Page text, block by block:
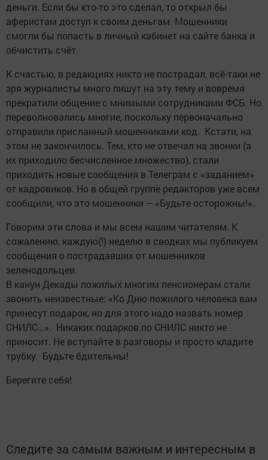
деньги. Если бы кто-то это сделал, то открыл бы
аферистам доступ к своим деньгам. Мошенники
смогли бы попасть в личный кабинет на сайте банка и
обчистить счёт.
К счастью, в редакциях никто не пострадал, всё-таки не
зря журналисты много пишут на эту тему и вовремя
прекратили общение с мнимыми сотрудниками ФСБ. Но
переволновались многие, поскольку первоначально
отправили присланный мошенниками код. Кстати, на
этом не закончилось. Тем, кто не отвечал на звонки (а
их приходило бесчисленное множество), стали
приходить новые сообщения в Телеграм с «заданием»
от кадровиков. Но в общей группе редакторов уже всем
сообщили, что это мошенники – «Будьте осторожны!».
Говорим эти слова и мы всем нашим читателям. К
сожалению, каждую(!) неделю в сводках мы публикуем
сообщения о пострадавших от мошенников
зеленодольцев.
В канун Декады пожилых многим пенсионерам стали
звонить неизвестные: «Ко Дню пожилого человека вам
принесут подарок, но для этого надо назвать номер
СНИЛС…». Никаких подарков по СНИЛС никто не
приносит. Не вступайте в разговоры и просто кладите
трубку. Будьте бдительны!
Берегите себя!
Следите за самым важным и интересным в